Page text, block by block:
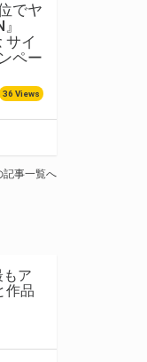
でヤ
サイ
ペー
36 Views
記事一覧へ
もア
作品